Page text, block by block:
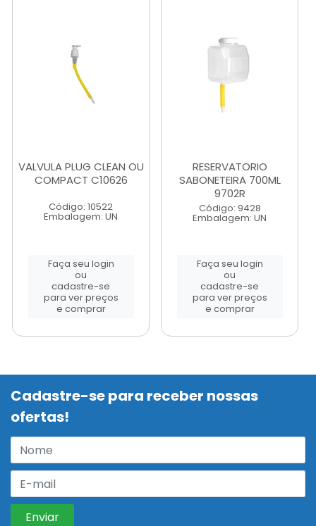
VALVULA PLUG CLEAN OU
COMPACT C10626
Código: 10522
Embalagem: UN
Faça seu login
ou
cadastre-se
para ver preços
e comprar
RESERVATORIO
SABONETEIRA 700ML
9702R
Código: 9428
Embalagem: UN
Faça seu login
ou
cadastre-se
para ver preços
e comprar
Cadastre-se para receber nossas
ofertas!